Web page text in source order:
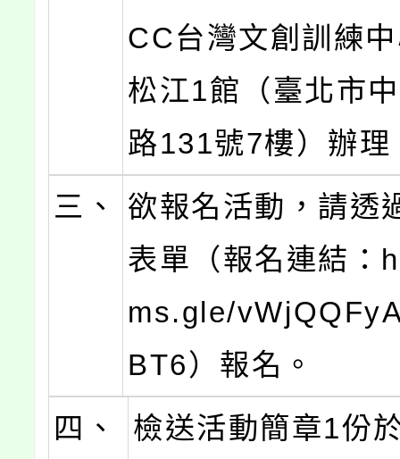
CC台灣文創訓練
松江1館（臺北市
路131號7樓）辦理
三、
欲報名活動，請透
表單（報名連結
ms.gle/
BT6）報名。
四、
檢送活動簡章1份